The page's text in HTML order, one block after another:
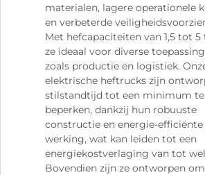
materialen, lagere operationele
en verbeterde
Met hefcapaciteiten van 1,5 tot
ze ideaal voor diverse
zoals productie en logistiek.
elektrische heftrucks zijn
stilstandtijd tot een minimum te
beperken, dankzij hun robuuste
constructie en energie-efficiënte
werking, wat kan leiden tot een
energiekostverlaging van tot wel
Bovendien zijn ze ontworpen